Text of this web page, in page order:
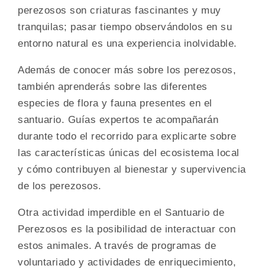
perezosos son criaturas fascinantes y muy
tranquilas; pasar tiempo observándolos en su
entorno natural es una experiencia inolvidable.
Además de conocer más sobre los perezosos,
también aprenderás sobre las diferentes
especies de flora y fauna presentes en el
santuario. Guías expertos te acompañarán
durante todo el recorrido para explicarte sobre
las características únicas del ecosistema local
y cómo contribuyen al bienestar y supervivencia
de los perezosos.
Otra actividad imperdible en el Santuario de
Perezosos es la posibilidad de interactuar con
estos animales. A través de programas de
voluntariado y actividades de enriquecimiento,